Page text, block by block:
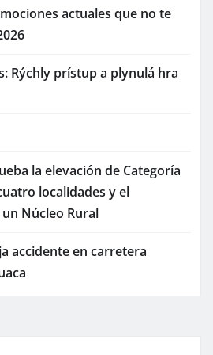
actuales que no te
Rýchly prístup a plynulá hra
la elevación de Categoría
localidades y el
Núcleo Rural
accidente en carretera